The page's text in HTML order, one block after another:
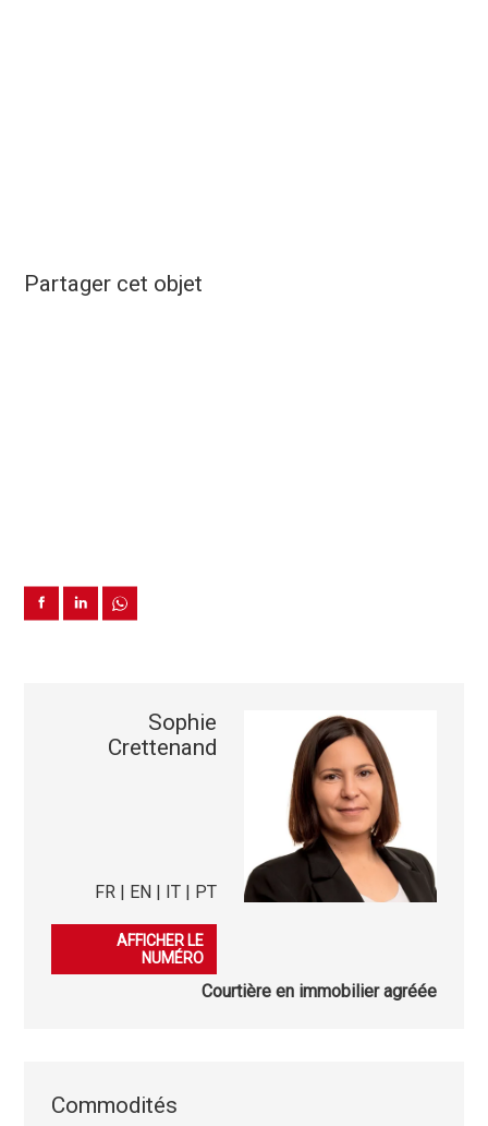
Partager cet objet
Sophie
Crettenand
FR | EN | IT | PT
079 585 78 56
AFFICHER LE
NUMÉRO
Courtière en immobilier agréée
Commodités